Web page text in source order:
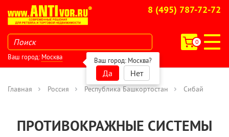
8 (495) 787-72-72
0
Ваш город: Москва Ваш город: Москва?
Да Нет
Главная Россия Республика Башкортостан Сибай
ПРОТИВОКРАЖНЫЕ СИСТЕМЫ